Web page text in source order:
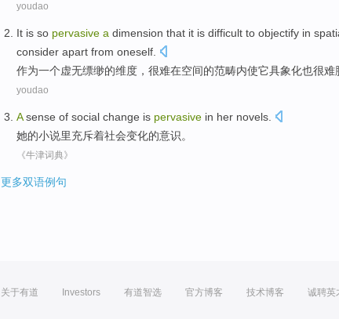
youdao
It is so pervasive a dimension that it is difficult to objectify in
consider apart from oneself.
作为一个虚无缥缈的维度 ， 很难在空间的范畴内使它具象化也很难
youdao
A sense of social change is pervasive in her novels
她的小说里充斥着社会变化的意识。
《牛津词典》
更多双语例句
关于有道 Investors 有道智选 官方博客 技术博客 诚聘英